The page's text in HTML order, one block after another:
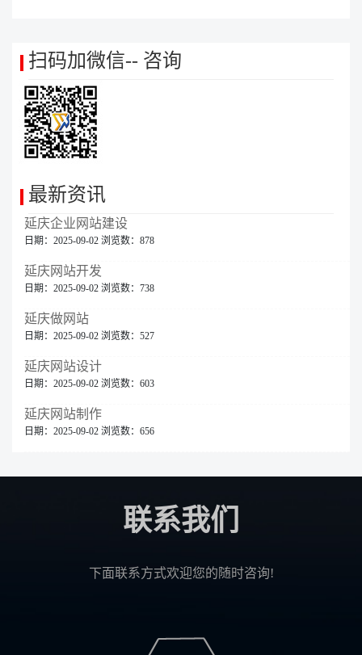
扫码加微信-- 咨询
最新资讯
延庆企业网站建设
日期：2025-09-02 浏览数：878
延庆网站开发
日期：2025-09-02 浏览数：738
延庆做网站
日期：2025-09-02 浏览数：527
延庆网站设计
日期：2025-09-02 浏览数：603
延庆网站制作
日期：2025-09-02 浏览数：656
联系我们
下面联系方式欢迎您的随时咨询!